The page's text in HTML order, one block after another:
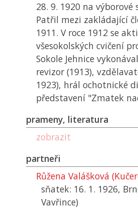
28. 9. 1920 na výborové
Patřil mezi zakládající
1911. V roce 1912 se
všesokolských cvičení
Sokole Jehnice
revizor (1913),
1923), hrál ochotnické
představení "Zmatek
prameny, literatura
zobrazit
partneři
Růžena Valášková
sňatek: 16. 1. 1926,
Vavřince)